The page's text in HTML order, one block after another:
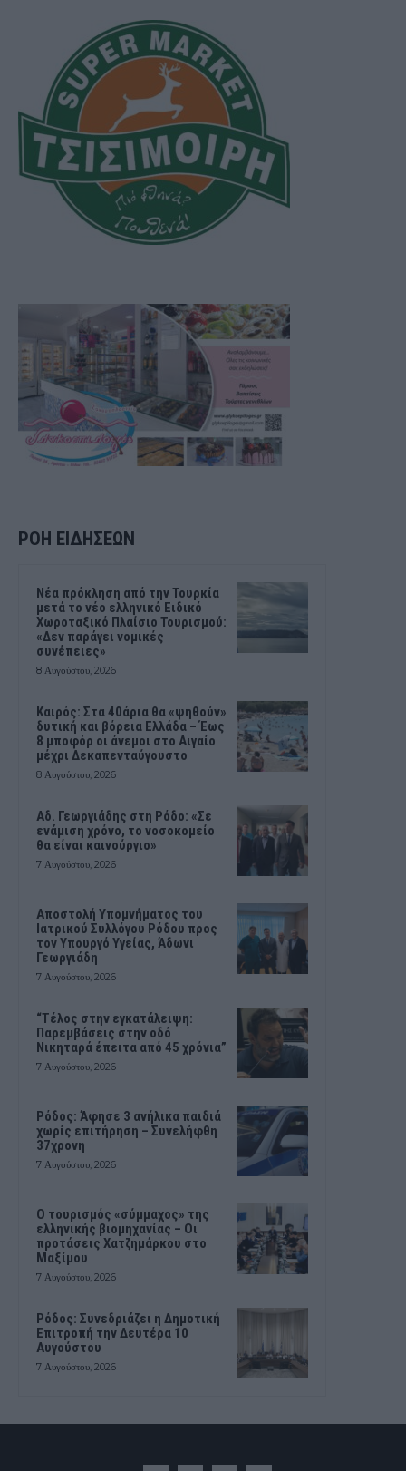
ΡΟΗ ΕΙΔΗΣΕΩΝ
Νέα πρόκληση από την Τουρκία
μετά το νέο ελληνικό Ειδικό
Χωροταξικό Πλαίσιο Τουρισμού:
«Δεν παράγει νομικές
συνέπειες»
8 Αυγούστου, 2026
Καιρός: Στα 40άρια θα «ψηθούν»
δυτική και βόρεια Ελλάδα – Έως
8 μποφόρ οι άνεμοι στο Αιγαίο
μέχρι Δεκαπενταύγουστο
8 Αυγούστου, 2026
Αδ. Γεωργιάδης στη Ρόδο: «Σε
ενάμιση χρόνο, το νοσοκομείο
θα είναι καινούργιο»
7 Αυγούστου, 2026
Αποστολή Υπομνήματος του
Ιατρικού Συλλόγου Ρόδου προς
τον Υπουργό Υγείας, Άδωνι
Γεωργιάδη
7 Αυγούστου, 2026
“Τέλος στην εγκατάλειψη:
Παρεμβάσεις στην οδό
Νικηταρά έπειτα από 45 χρόνια”
7 Αυγούστου, 2026
Ρόδος: Άφησε 3 ανήλικα παιδιά
χωρίς επιτήρηση – Συνελήφθη
37χρονη
7 Αυγούστου, 2026
Ο τουρισμός «σύμμαχος» της
ελληνικής βιομηχανίας – Οι
προτάσεις Χατζημάρκου στο
Μαξίμου
7 Αυγούστου, 2026
Ρόδος: Συνεδριάζει η Δημοτική
Επιτροπή την Δευτέρα 10
Αυγούστου
7 Αυγούστου, 2026